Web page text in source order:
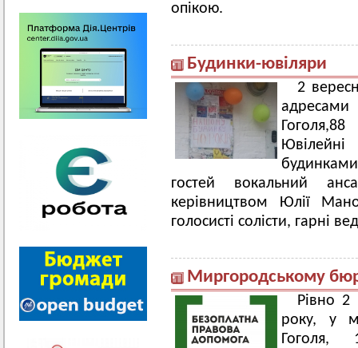
опікою.
Будинки-ювіляри
2
гостей вокальний
керівництвом Юлії
голосисті солісти, гарні
Миргородському
Рівно 2
року, у
Гоголя,